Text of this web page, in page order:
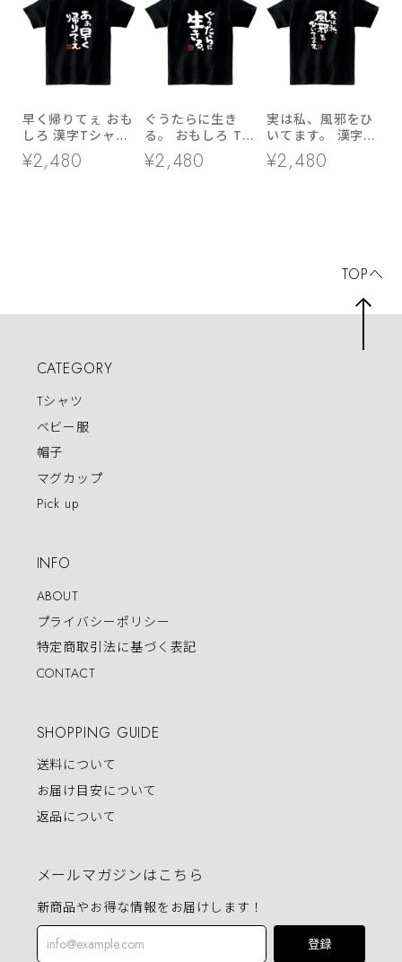
早く帰りてぇ おも
しろ 漢字Tシャツ
ka300-56
¥2,480
ぐうたらに生き
る。 おもしろ Tシ
ャツ ka400-146
ネガティブ 脱力系
¥2,480
実は私、風邪をひ
いてます。 漢字T
シャツ ka400-92
軽度 平熱 風邪 感
¥2,480
CATEGORY
Tシャツ
ベビー服
帽子
マグカップ
Pick up
INFO
ABOUT
プライバシーポリシー
特定商取引法に基づく表記
CONTACT
SHOPPING GUIDE
送料について
お届け目安について
返品について
メールマガジンはこちら
新商品やお得な情報をお届けします！
登録
TOPへ